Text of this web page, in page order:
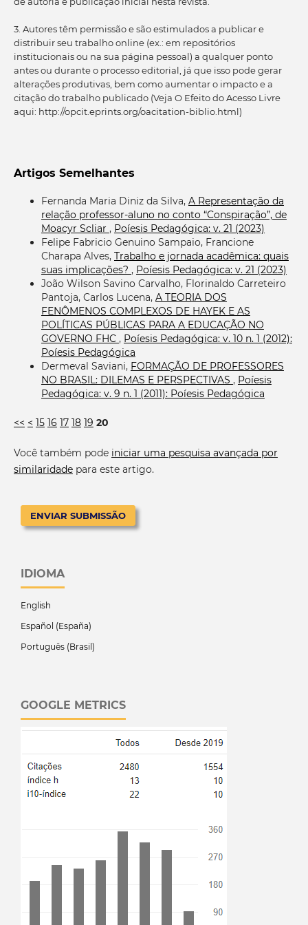
3. Autores têm permissão e são estimulados a publicar e
distribuir seu trabalho online (ex.: em repositórios
institucionais ou na sua página pessoal) a qualquer ponto
antes ou durante o processo editorial, já que isso pode gerar
alterações produtivas, bem como aumentar o impacto e a
citação do trabalho publicado (Veja O Efeito do Acesso Livre
aqui: http://opcit.eprints.org/oacitation-biblio.html)
Artigos Semelhantes
Fernanda Maria Diniz da Silva, A Representação da
relação professor-aluno no conto “Conspiração”, de
Moacyr Scliar , Poíesis Pedagógica: v. 21 (2023)
Felipe Fabricio Genuino Sampaio, Francione
Charapa Alves, Trabalho e jornada acadêmica: quais
suas implicações? , Poíesis Pedagógica: v. 21 (2023)
João Wilson Savino Carvalho, Florinaldo Carreteiro
Pantoja, Carlos Lucena, A TEORIA DOS
FENÔMENOS COMPLEXOS DE HAYEK E AS
POLÍTICAS PÚBLICAS PARA A EDUCAÇÃO NO
GOVERNO FHC , Poíesis Pedagógica: v. 10 n. 1 (2012):
Poíesis Pedagógica
Dermeval Saviani, FORMAÇÃO DE PROFESSORES
NO BRASIL: DILEMAS E PERSPECTIVAS , Poíesis
Pedagógica: v. 9 n. 1 (2011): Poíesis Pedagógica
<< < 15 16 17 18 19 20
Você também pode iniciar uma pesquisa avançada por
similaridadepara este artigo.
ENVIAR SUBMISSÃO
IDIOMA
English
Español (España)
Português (Brasil)
GOOGLE METRICS